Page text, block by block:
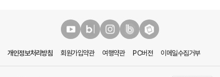
개인정보처리방침 회원가입약관 여행약관 PC버전 이메일수집거부